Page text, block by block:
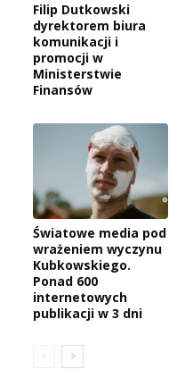
Filip Dutkowski
dyrektorem biura
komunikacji i
promocji w
Ministerstwie
Finansów
Światowe media pod
wrażeniem wyczynu
Kubkowskiego.
Ponad 600
internetowych
publikacji w 3 dni